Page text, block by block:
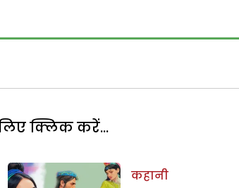
क्लिक करें...
कहानी